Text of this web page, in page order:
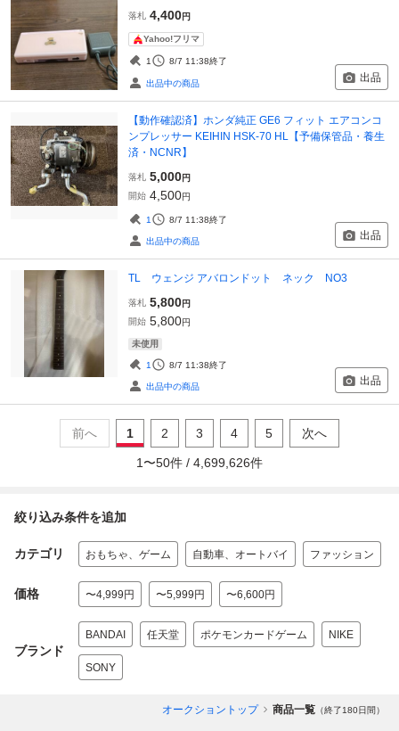
落札 4,400円
Yahoo!フリマ
1 8/7 11:38終了
出品中の商品 出品
【動作確認済】ホンダ純正 GE6 フィット エアコンコ
ンプレッサー KEIHIN HSK-70 HL【予備保管品・養生
済・NCNR】
落札 5,000円
開始 4,500円
1 8/7 11:38終了
出品中の商品 出品
TL ウェンジ アバロンドット ネック NO3
落札 5,800円
開始 5,800円
未使用
1 8/7 11:38終了
出品中の商品 出品
前へ 1 2 3 4 5 次へ
1 〜50件 / 4,699,626件
絞り込み条件を追加
カテゴリ おもちゃ、ゲーム 自動車、オートバイ ファッション
価格 〜4,999円 〜5,999円 〜6,600円
ブランド
BANDAI 任天堂 ポケモンカードゲーム NIKE
SONY
オークショントップ 商品一覧 （終了180日間）